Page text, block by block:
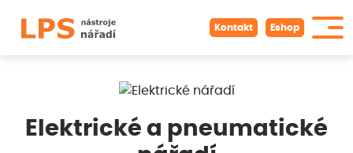
Kontakt Eshop
Elektrické a pneumatické